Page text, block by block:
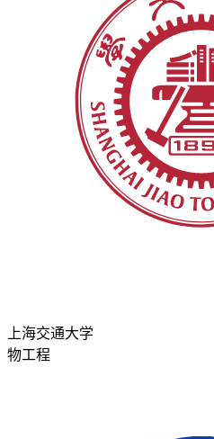
上海交通大学
物工程